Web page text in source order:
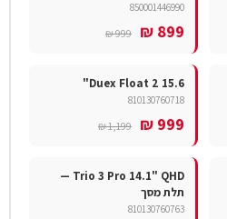
850001446990
899 ₪
999 ₪
Duex Float 2 15.6"
810130760718
999 ₪
1,199 ₪
Trio 3 Pro 14.1" QHD —
תלת מסך
810130760763